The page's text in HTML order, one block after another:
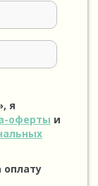
я
оферты и
оплату